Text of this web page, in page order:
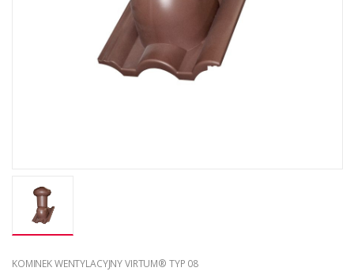
KOMINEK WENTYLACYJNY VIRTUM® TYP 08